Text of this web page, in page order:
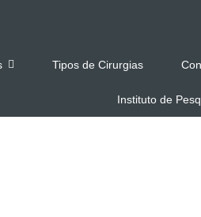
Tipos de Cirurgias
Instituto de